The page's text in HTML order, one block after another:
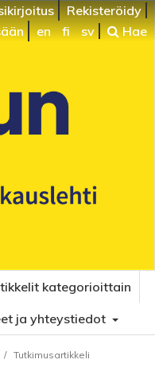
Rekisteröidy
en fi sv Hae
kategorioittain
ja yhteystiedot
/ Tutkimusartikkeli